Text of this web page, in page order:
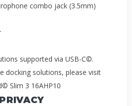
combo jack (3.5mm)
supported via USB-C©.
docking solutions, please visit
Slim 3 16AHP10